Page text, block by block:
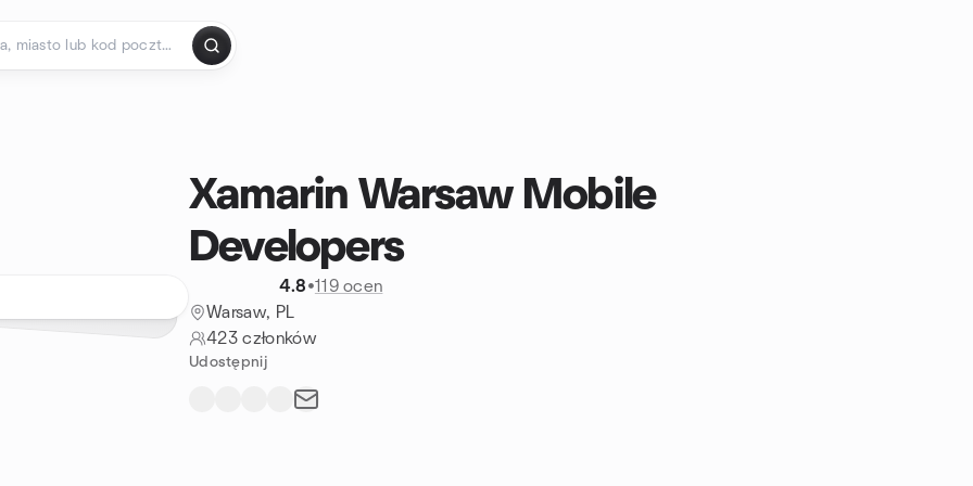
Xamarin Warsaw Mobile
Developers
4.8•119 ocen
Warsaw, PL
423 członków
Udostępnij